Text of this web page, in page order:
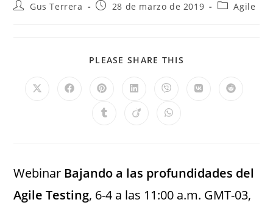
Gus Terrera 28 de marzo de 2019 Agile
PLEASE SHARE THIS
Webinar Bajando a las profundidades del
Agile Testing, 6-4 a las 11:00 a.m. GMT-03,